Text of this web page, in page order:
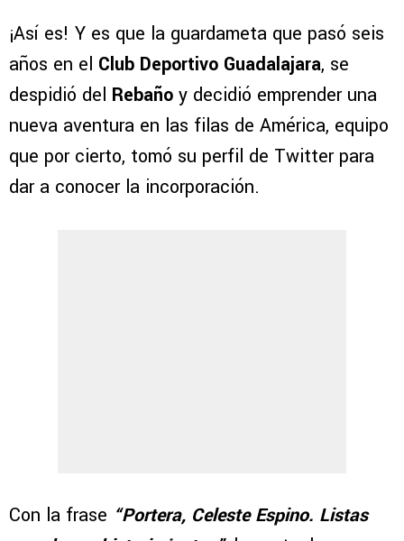
¡Así es! Y es que la guardameta que pasó seis
años en el Club Deportivo Guadalajara, se
despidió del Rebaño y decidió emprender una
nueva aventura en las filas de América, equipo
que por cierto, tomó su perfil de Twitter para
dar a conocer la incorporación.
Con la frase “Portera, Celeste Espino. Listas